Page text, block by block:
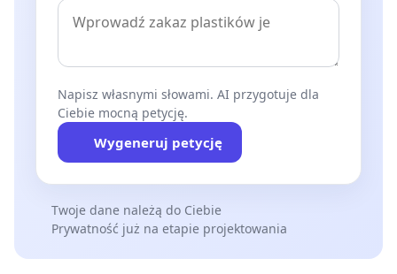
Napisz własnymi słowami. AI przygotuje dla
Ciebie mocną petycję.
Wygeneruj petycję
Twoje dane należą do Ciebie
Prywatność już na etapie projektowania